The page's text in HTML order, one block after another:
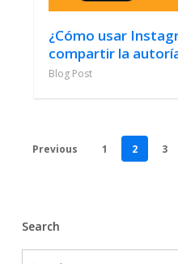
¿Cómo usar
compartir la
Blog Post
Previous 1 2 3
Search